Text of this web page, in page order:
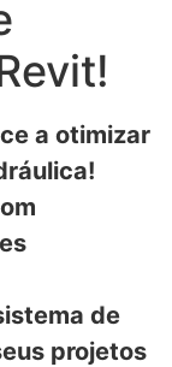
a otimizar
de
projetos